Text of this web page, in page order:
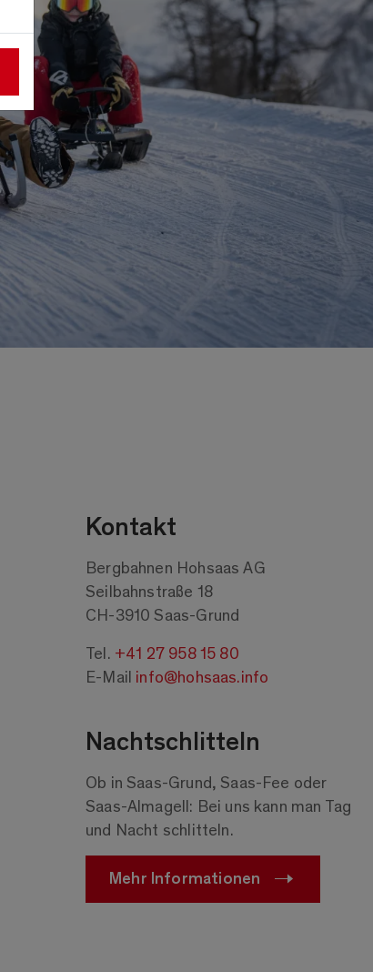
Kontakt
Bergbahnen Hohsaas AG
Seilbahnstraße 18
CH-3910 Saas-Grund
Tel. +41 27 958 15 80
E-Mail info@hohsaas.info
Nachtschlitteln
Ob in Saas-Grund, Saas-Fee oder
Saas-Almagell: Bei uns kann man Tag
und Nacht schlitteln.
Mehr Informationen